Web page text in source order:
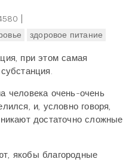
здоровое питание
при этом самая
человека очень-очень
и, условно говоря,
достаточно сложные
якобы благородные